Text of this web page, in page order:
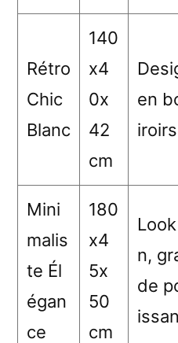
Rétro
Chic
Blanc
140
x4
0x
42
cm
en
iroirs
Mini
malis
te Él
égan
ce
180
x4
5x
50
cm
n,
de